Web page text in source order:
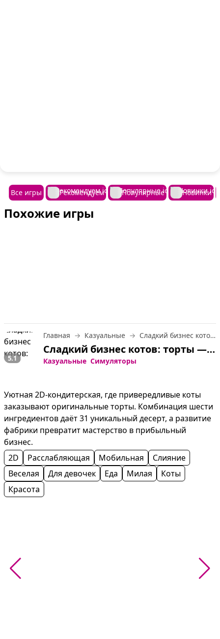
Все игры Рекомендуем Популярные Новинки
Похожие игры
5.1
Главная Казуальные Сладкий бизнес котов: торты
Сладкий бизнес котов: торты — играть онлайн бесплатно
Казуальные Симуляторы
Уютная 2D-кондитерская, где привередливые коты
заказывают оригинальные торты. Комбинация шести
ингредиентов даёт 31 уникальный десерт, а развитие
фабрики превратит мастерство в прибыльный
бизнес.
2D
Расслабляющая Мобильная
Слияние
Веселая
Для девочек Еда Милая
Коты
Красота